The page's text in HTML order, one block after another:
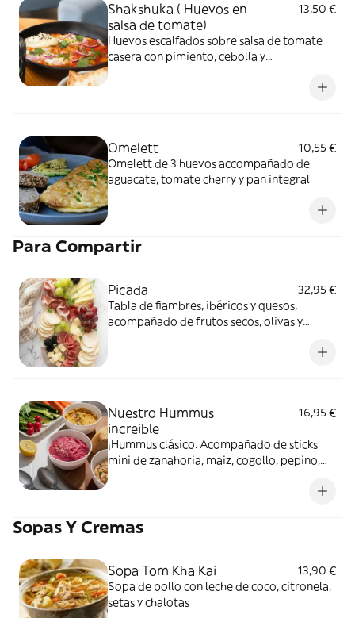
Shakshuka ( Huevos en
salsa de tomate)
13,50 €
Huevos escalfados sobre salsa de tomate
casera con pimiento, cebolla y
Omelett
10,55 €
Omelett de 3 huevos accompañado de
aguacate, tomate cherry y pan integral
Para Compartir
Picada
32,95 €
Tabla de fiambres, ibéricos y quesos,
acompañado de frutos secos, olivas y
Nuestro Hummus
increible
16,95 €
¡Hummus clásico. Acompañado de sticks
mini de zanahoria, maiz, cogollo, pepino,
Sopas Y Cremas
Sopa Tom Kha Kai
13,90 €
Sopa de pollo con leche de coco, citronela,
setas y chalotas